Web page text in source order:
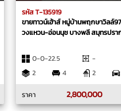
รหัส T-135919
ขายทาวน์เฮ้าส์ หมู่บ้านพฤกษาวิลล์97
วงแหวน-อ่อนนุช บางพลี สมุทรปรา
0-0-22.5
-
2
4 2
ราคา
2,800,000